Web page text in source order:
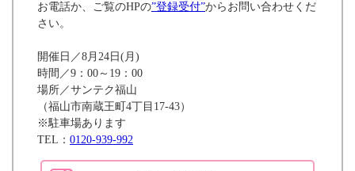
お電話か、ご覧のHPの”登録受付”からお問い合わせくだ
さい。
開催日／8月24日(月)
時間／9：00～19：00
場所／サンテク福山
（福山市南蔵王町4丁目17-43）
※駐車場あります
TEL： 0120-939-992